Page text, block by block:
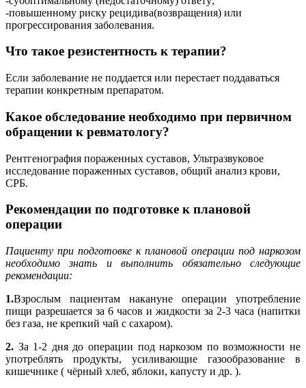
-повышенному риску рецидива(возвращения) или
прогрессирования заболевания.
Что такое резистентность к терапии?
Если заболевание не поддается или перестает поддаваться
терапии конкретным препаратом.
Какое обследование необходимо при первичном
обращении к ревматологу?
Рентгенография пораженных суставов, Ультразвуковое
исследование пораженных суставов, общий анализ крови,
СРБ.
Рекомендации по подготовке к плановой
операции
Пациенту при подготовке к плановой операции под наркозом
необходимо знать и выполнить обязательно следующие
рекомендации:
1.Взрослым пациентам накануне операции употребление
пищи разрешается за 6 часов и жидкости за 2-3 часа (напитки
без газа, не крепкий чай с сахаром).
2. За 1-2 дня до операции под наркозом по возможности не
употреблять продукты, усиливающие газообразование в
кишечнике ( чёрный хлеб, яблоки, капусту и др. ).